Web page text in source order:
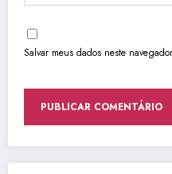
Salvar meus dados neste